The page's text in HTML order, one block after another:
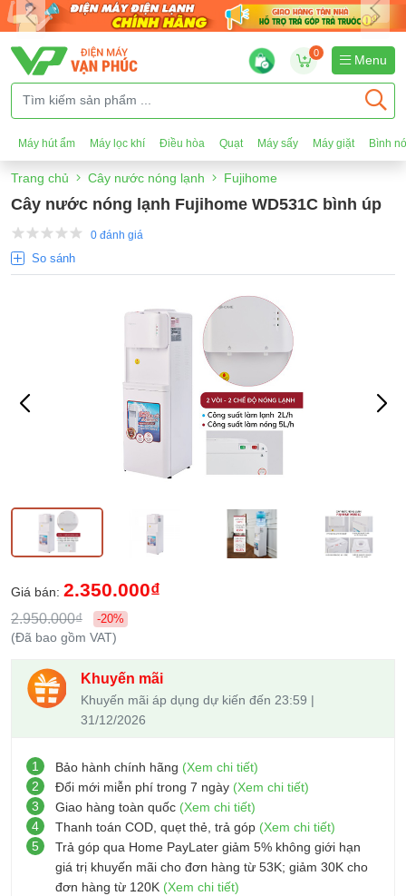
0
Menu
Máy hút ẩm Máy lọc khí Điều hòa Quạt Máy sấy Máy giặt Bình
Trang chủ Cây nước nóng lạnh Fujihome
Cây nước nóng lạnh Fujihome WD531C bình úp
0 đánh giá
So sánh
Giá bán: 2.350.000₫
2.950.000₫ -20%
(Đã bao gồm VAT)
Khuyến mãi
Khuyến mãi áp dụng dự kiến đến 23:59 |
31/12/2026
1 Bảo hành chính hãng (Xem chi tiết)
2
Đổi mới miễn phí trong 7 ngày (Xem chi tiết)
3
Giao hàng toàn quốc (Xem chi tiết)
4
Thanh toán COD, quẹt thẻ, trả góp (Xem chi tiết)
5
Trả góp qua Home PayLater giảm 5% không giới hạn
giá trị khuyến mãi cho đơn hàng từ 53K; giảm 30K cho
đơn hàng từ 120K (Xem chi tiết)